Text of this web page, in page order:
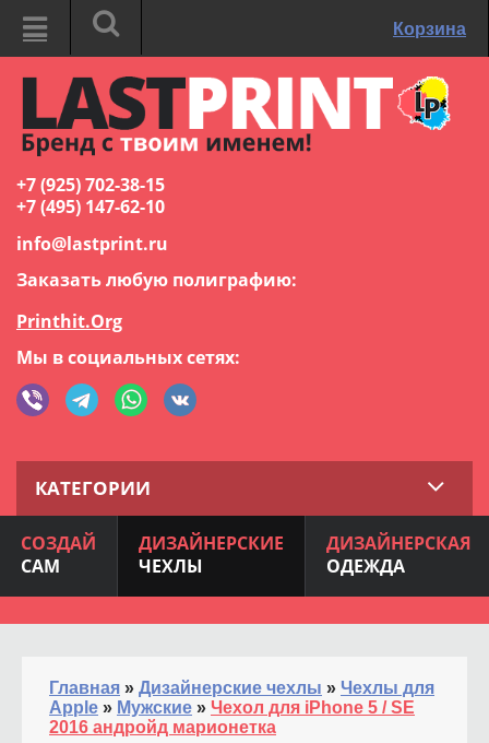
Корзина
+7 (925) 702-38-15
+7 (495) 147-62-10
info@lastprint.ru
Заказать любую полиграфию:
Printhit.Org
Мы в социальных сетях:
КАТЕГОРИИ
СОЗДАЙ
САМ
ДИЗАЙНЕРСКИЕ
ЧЕХЛЫ
ДИЗАЙНЕРСКАЯ
ОДЕЖДА
Главная » Дизайнерские чехлы » Чехлы для
Apple » Мужские » Чехол для iPhone 5 / SE
2016 андройд марионетка